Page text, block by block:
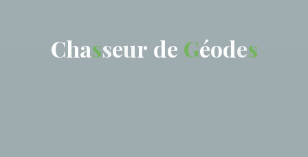
Chasseur de Géodes